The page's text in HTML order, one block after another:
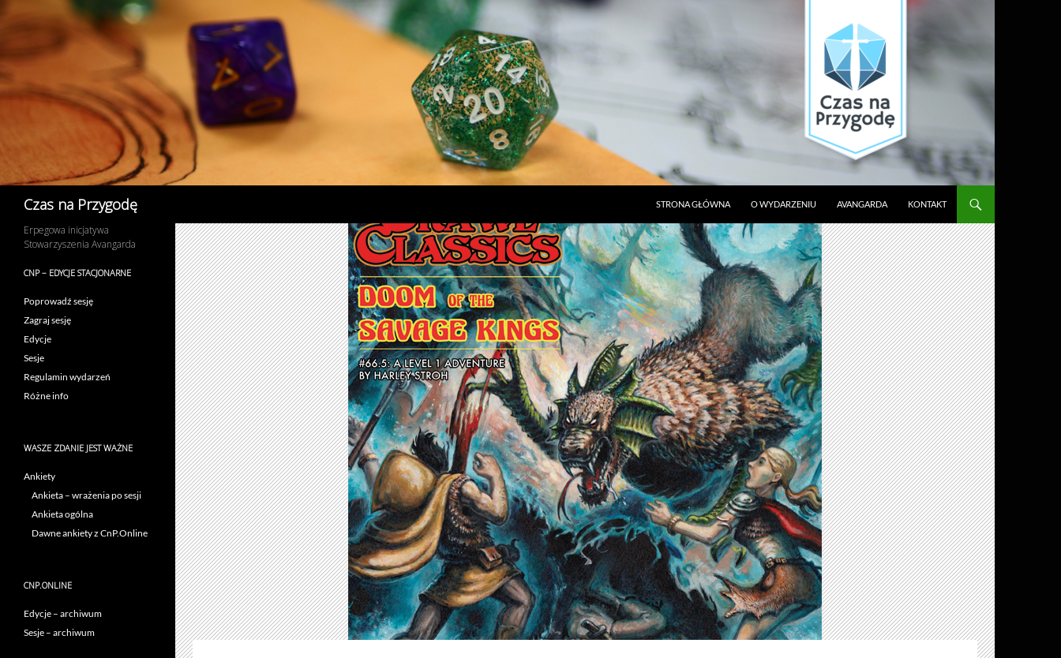
treści
Czas na Przygodę STRONA GŁÓWNA O WYDARZENIU AVANGARDA KONTAKT
Erpegowa inicjatywa
Stowarzyszenia Avangarda
CNP – EDYCJE STACJONARNE
Poprowadź sesję
Zagraj sesję
Edycje
Sesje
Regulamin wydarzeń
Różne info
WASZE ZDANIE JEST WAŻNE
Ankiety
Ankieta – wrażenia po sesji
Ankieta ogólna
Dawne ankiety z CnP.Online
CNP.ONLINE
Edycje – archiwum
Sesje – archiwum